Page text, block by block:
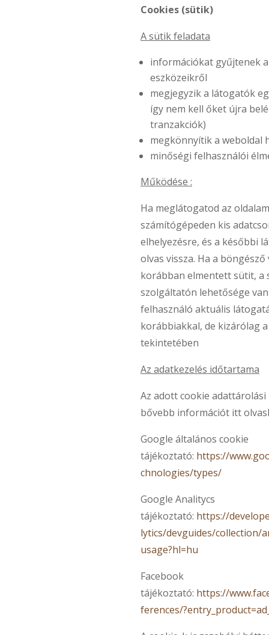
Cookies (sütik)
A sütik feladata
információkat gyűjtenek
eszközeikről
megjegyzik a látogatók
így nem kell őket újra
tranzakciók)
megkönnyítik a weboldal
minőségi felhasználói
Működése :
Ha meglátogatod az
számítógépeden kis
elhelyezésre, és a későbbi
olvas vissza. Ha a
korábban elmentett sütit, a
szolgáltatón lehetősége
felhasználó aktuális
korábbiakkal, de kizárólag
tekintetében
Az adatkezelés időtartama
Az adott cookie
bővebb információt itt
Google általános cookie
tájékoztató: https://
chnologies/types/
Google Analitycs
tájékoztató: https://
lytics/devguides/collection/
usage?hl=hu
Facebook
tájékoztató: https://
ferences/